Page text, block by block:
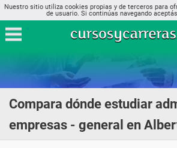
Nuestro sitio utiliza cookies propias y de terceros para
de usuario. Si continúas navegando
Compara dónde estudiar
empresas - general en